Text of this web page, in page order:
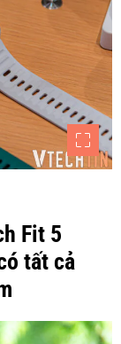
Fit 5
tất cả